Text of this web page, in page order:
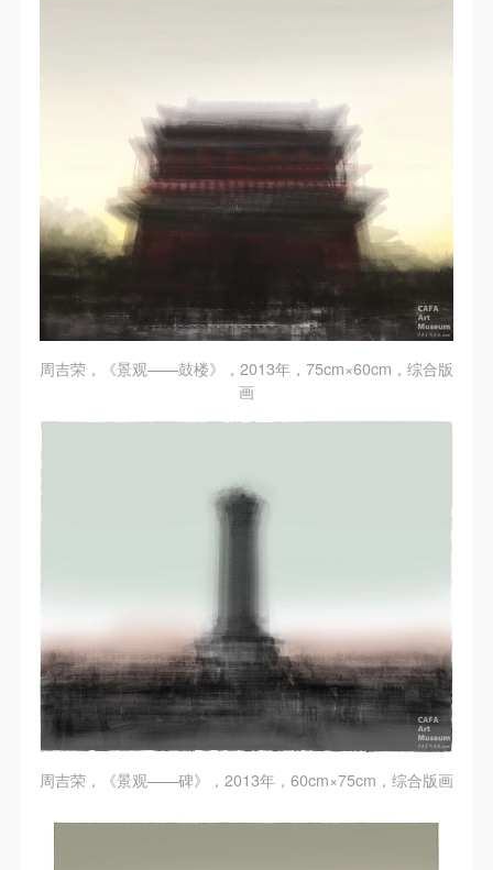
周吉荣，《景观——鼓楼》，2013年，75cm×60cm，综合版
画
周吉荣，《景观——碑》，2013年，60cm×75cm，综合版画